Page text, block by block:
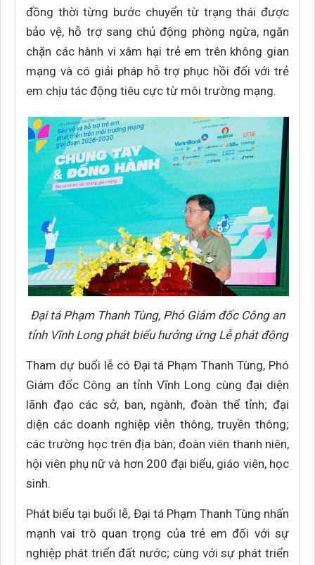
đồng thời từng bước chuyển từ trạng thái được
bảo vệ, hỗ trợ sang chủ động phòng ngừa, ngăn
chặn các hành vi xâm hại trẻ em trên không gian
mạng và có giải pháp hỗ trợ phục hồi đối với trẻ
em chịu tác động tiêu cực từ môi trường mạng.
Đại tá Phạm Thanh Tùng, Phó Giám đốc Công an
tỉnh Vĩnh Long phát biểu hưởng ứng Lễ phát động
Tham dự buổi lễ có Đại tá Phạm Thanh Tùng, Phó
Giám đốc Công an tỉnh Vĩnh Long cùng đại diện
lãnh đạo các sở, ban, ngành, đoàn thể tỉnh; đại
diện các doanh nghiệp viễn thông, truyền thông;
các trường học trên địa bàn; đoàn viên thanh niên,
hội viên phụ nữ và hơn 200 đại biểu, giáo viên, học
sinh.
Phát biểu tại buổi lễ, Đại tá Phạm Thanh Tùng nhấn
mạnh vai trò quan trọng của trẻ em đối với sự
nghiệp phát triển đất nước; cùng với sự phát triển